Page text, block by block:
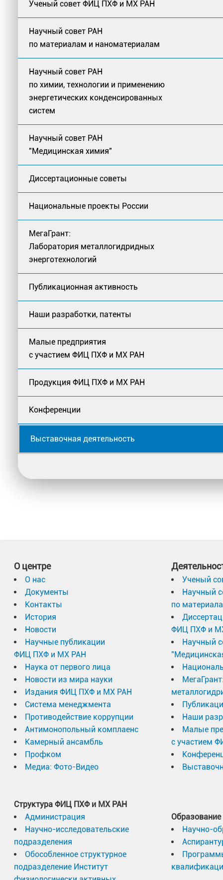
Ученый совет ФИЦ ПХФ и МХ РАН
Научный совет РАН
по материалам и наноматериалам
Научный совет РАН
по химии, технологии и применению
энергетических конденсированных
систем
Научный совет РАН
"Медицинская химия"
Диссертационные советы
Национальные проекты России
МегаГрант:
Лаборатория металлогидридных
энерготехнологий
Публикационная активность
Наши разработки, патенты
Малые предприятия
с участием ФИЦ ПХФ и МХ РАН
Продукция ФИЦ ПХФ и МХ РАН
Конференции
Выставочная деятельность
О центре
О нас
Документы
Контакты
История
Новости
Научные публикации
ФИЦ ПХФ и МХ РАН
Наука от первого лица
Новости из мира науки
Издания ФИЦ ПХФ и МХ РАН
Система менеджмента
Противодействие коррупции
Антимонопольный комплаенс
Камерный ансамбль
Профком
Медиа: Фото-Видео
Структура ФИЦ ПХФ и МХ РАН
Администрация
Научно-исследовательские
подразделения
Обособленное структурное
подразделение Институт
Ученый
Научный
по
ФИЦ ПХФ и
Научный
Наши
Малые
с участием
Образование
Научно-